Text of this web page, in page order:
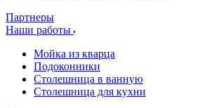
Партнеры
Наши работы
Мойка из кварца
Подоконники
Столешница в ванную
Столешница для кухни